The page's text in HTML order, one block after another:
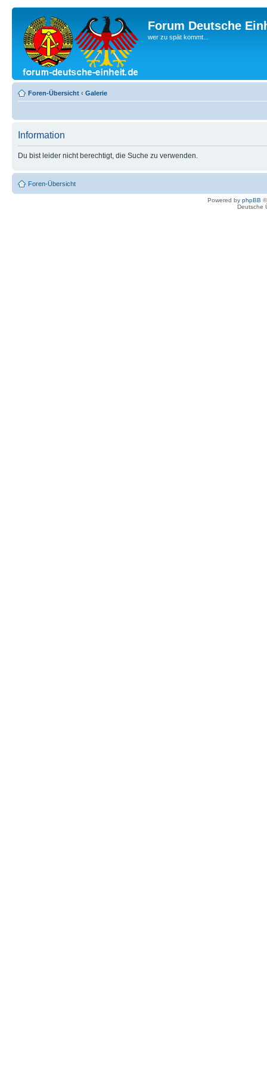
Forum Deutsche
wer zu spät kommt...
Foren-Übersicht ‹ Galerie
Information
Du bist leider nicht berechtigt, die Suche zu verwenden.
Foren-Übersicht
Powered by phpBB
Deutsche